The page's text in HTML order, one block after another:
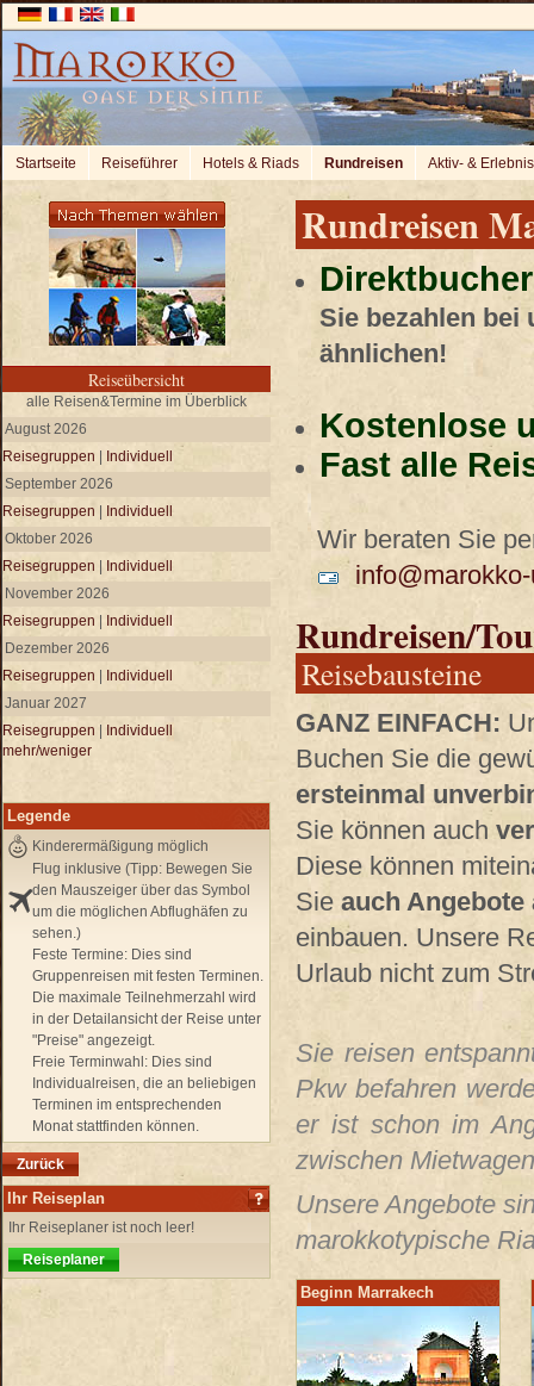
Startseite Reiseführer Hotels & Riads Rundreisen Aktiv- &
Reiseübersicht
alle Reisen&Termine im Überblick
August 2026
Reisegruppen
Individuell
September 2026
Reisegruppen
Individuell
Oktober 2026
Reisegruppen
Individuell
November 2026
Reisegruppen
Individuell
Dezember 2026
Reisegruppen
Individuell
Januar 2027
Reisegruppen
Individuell
mehr/weniger
Legende
Kinderermäßigung möglich
Flug inklusive (Tipp: Bewegen Sie
den Mauszeiger über das Symbol
um die möglichen Abflughäfen zu
sehen.)
Feste Termine: Dies sind
Gruppenreisen mit festen Terminen.
Die maximale Teilnehmerzahl wird
in der Detailansicht der Reise unter
"Preise" angezeigt.
Freie Terminwahl: Dies sind
Individualreisen, die an beliebigen
Terminen im entsprechenden
Monat stattfinden können.
Zurück
Ihr Reiseplan
Ihr Reiseplaner ist noch leer!
Reiseplaner
Rundreisen
Sie bezahlen bei
ähnlichen!
Kostenlose
Fast alle
Wir beraten Sie
Rundreisen/
Reisebausteine
GANZ EINFACH:
Buchen Sie die
ersteinmal
Sie können auch
Diese können
Sie auch
einbauen. Unsere
Urlaub nicht zum
Sie reisen
Pkw befahren
er ist schon im
zwischen
Unsere Angebote
marokkotypische
Beginn Marrakech